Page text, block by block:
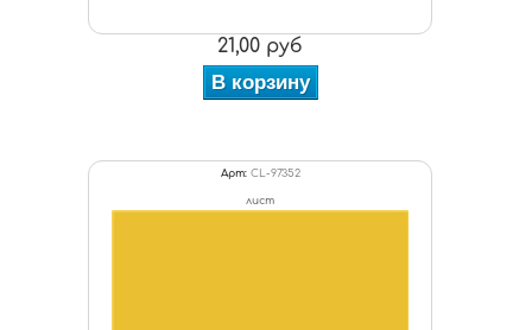
21,00 руб
В корзину
Арт: CL-97352
лист